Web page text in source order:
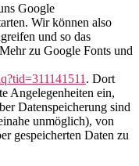
Google
Wir können also
und so das
zu Google Fonts und
. Dort
Angelegenheiten ein,
Datenspeicherung sind
unmöglich), von
gespeicherten Daten zu